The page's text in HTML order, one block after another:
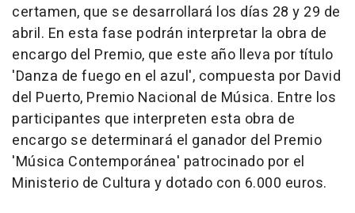
certamen, que se desarrollará los días 28 y 29 de
abril. En esta fase podrán interpretar la obra de
encargo del Premio, que este año lleva por título
'Danza de fuego en el azul', compuesta por David
del Puerto, Premio Nacional de Música. Entre los
participantes que interpreten esta obra de
encargo se determinará el ganador del Premio
'Música Contemporánea' patrocinado por el
Ministerio de Cultura y dotado con 6.000 euros.